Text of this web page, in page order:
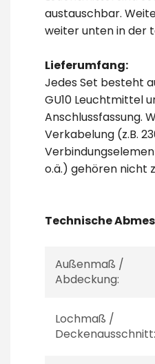
austauschbar.
weiter unten in der
Lieferumfang:
Jedes Set besteht
GU10 Leuchtmittel
Anschlussfassung.
Verkabelung (z.B.
o.ä.) gehören nicht
Technische
Außenmaß /
Abdeckung:
Lochmaß /
Deckenausschnitt: